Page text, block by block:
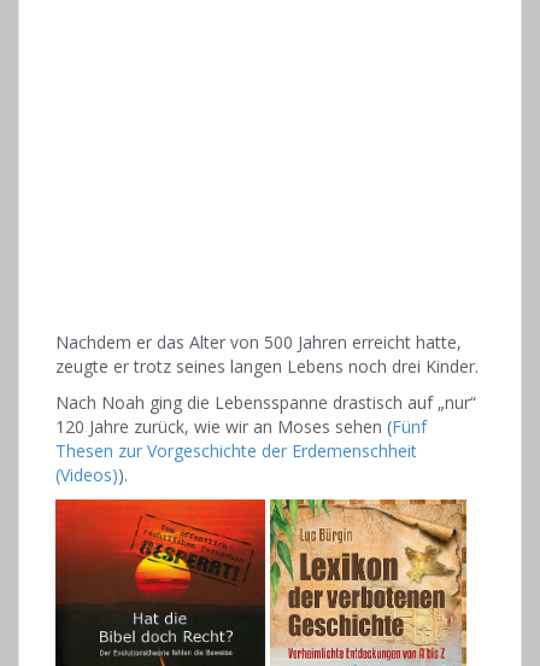
Nachdem er das Alter von 500 Jahren erreicht hatte,
zeugte er trotz seines langen Lebens noch drei Kinder.
Nach Noah ging die Lebensspanne drastisch auf „nur“
120 Jahre zurück, wie wir an Moses sehen (Fünf
Thesen zur Vorgeschichte der Erdemenschheit
(Videos)).